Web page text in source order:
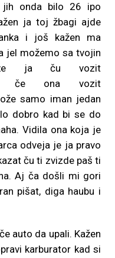
onda bilo 26 ipo
ja toj žbagi ajde
i još kažen ma
jel možemo sa tvojin
ja ču vozit
da če ona vozit
samo iman jedan
dobro kad bi se do
Vidila ona koja je
odveja je ja pravo
ču ti zvizde paš ti
Aj ča došli mi gori
pišat, diga haubu i
auto da upali. Kažen
karburator kad si